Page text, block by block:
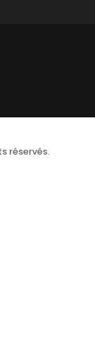
réservés.